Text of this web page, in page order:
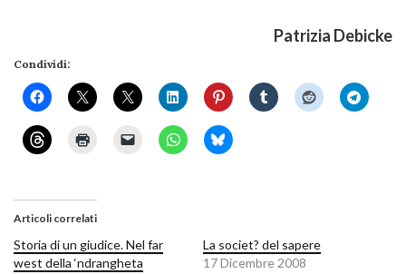
Patrizia Debicke
Condividi:
Articoli correlati
Storia di un giudice. Nel far
west della ‘ndrangheta
La societ? del sapere
17 Dicembre 2008